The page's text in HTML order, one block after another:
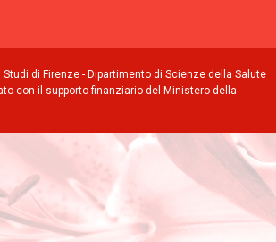
di Firenze - Dipartimento di Scienze della Salute
con il supporto finanziario del Ministero della